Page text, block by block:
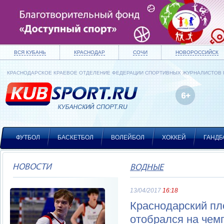
ВСЯ КУБАНЬ КРАСНОДАР СОЧИ НОВОРОССИЙСК
КРАСНОДАРСКОЕ КРАЕВОЕ ОТДЕЛЕНИЕ ФЕДЕРАЦИИ СПОРТИВНЫХ ЖУРНАЛИСТОВ
ФУТБОЛ БАСКЕТБОЛ ВОЛЕЙБОЛ ХОККЕЙ
НОВОСТИ ВОДНЫЕ
13/04/2017 16:18
Краснодарский
отобрался на